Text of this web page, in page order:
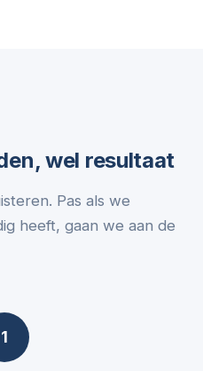
wel resultaat
Pas als we
heeft, gaan we aan de
1